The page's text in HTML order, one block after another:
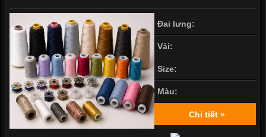
Đai lưng:
Vải:
Size:
Màu:
Chi tiết »